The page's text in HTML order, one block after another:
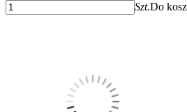
Szt.Do